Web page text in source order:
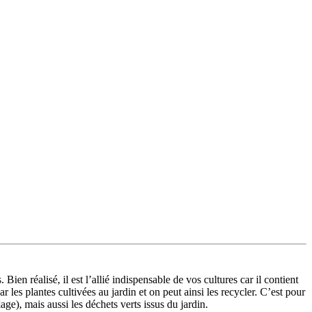
Bien réalisé, il est l’allié indispensable de vos cultures car il contient
les plantes cultivées au jardin et on peut ainsi les recycler. C’est pour
mais aussi les déchets verts issus du jardin.